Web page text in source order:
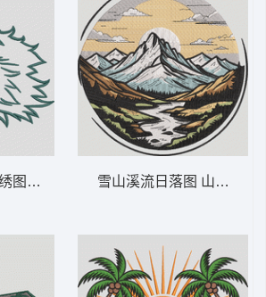
图案 爱国的秃鹰-DST格式
雪山溪流日落图 山间日